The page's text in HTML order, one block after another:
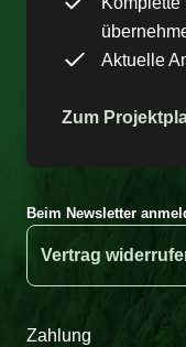
Aktuelle
Zum
Beim Newsletter
Vertrag
Zahlung